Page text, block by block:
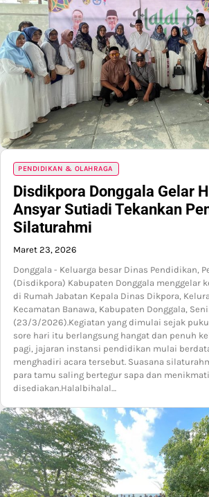
PENDIDIKAN & OLAHRAGA
Disdikpora Donggala Gelar
Ansyar Sutiadi Tekankan
Silaturahmi
Maret 23, 2026
Donggala - Keluarga besar Dinas Pendidikan,
(Disdikpora) Kabupaten Donggala menggelar
di Rumah Jabatan Kepala Dinas Dikpora,
Kecamatan Banawa, Kabupaten Donggala,
(23/3/2026).Kegiatan yang dimulai sejak
sore hari itu berlangsung hangat dan penuh
pagi, jajaran instansi pendidikan mulai
menghadiri acara tersebut. Suasana
para tamu saling bertegur sapa dan
disediakan.Halalbihalal…